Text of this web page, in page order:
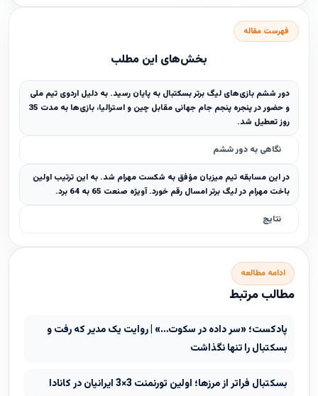
فهرست مقاله
بخش‌های این مطلب
دور ششم بازی‌های لیگ برتر بسکتبال به پایان رسید. به دلیل اردوی تیم ملی
و حضور در پنجره پنجم جام جهانی مقابل چین و استرالیا، بازی‌ها به مدت 35
روز تعطیل شد.
نگاهی به دور ششم
در این مسابقه تیم میزبان مؤفق به شکست مهرام شد. به این ترتیب اولین
باخت مهرام در لیگ برتر امسال رقم خورد. آویژه صنعت 65 به 64 برد.
نتایج
ادامه مطالعه
مطالب مرتبط
پادکست؛ «سر داده در سکوت…» | روایت یک مدیر که رفت و
بسکتبال را تنها نگذاشت
بسکتبال فراتر از مرزها؛ اولین تورنمنت 3×3 ایرانیان در کانادا